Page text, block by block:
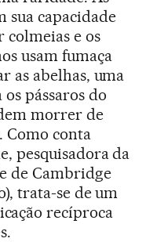
sua capacidade
e os
usam fumaça
as abelhas, uma
pássaros do
morrer de
Como conta
pesquisadora da
de Cambridge
trata-se de um
recíproca